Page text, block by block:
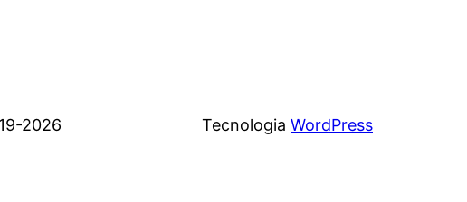
2026 Tecnologia WordPress